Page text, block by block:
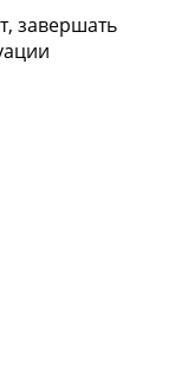
завершать